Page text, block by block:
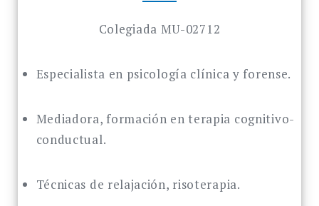
Colegiada MU-02712
Especialista en psicología clínica y forense.
Mediadora, formación en terapia cognitivo-
conductual.
Técnicas de relajación, risoterapia.